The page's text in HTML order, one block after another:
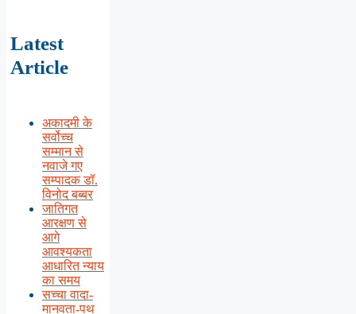
Latest
Article
अकादमी के
सर्वोच्च
सम्मान से
नवाजे गए
सम्पादक डॉ.
विनोद बब्बर
जातिगत
आरक्षण से
आगे
आवश्यकता
आधारित न्याय
का समय
सच्चा वादा-
मानवता-पथ